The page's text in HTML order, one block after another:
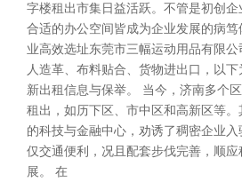
字楼租出市集日益活跃。不管是初创
合适的办公空间皆成为企业发展的病
业高效选址东莞市三幅运动用品有限公
人造革、布料贴合、货物进出口，以
新出租信息与保举。 当今，济南多个
租出，如历下区、市中区和高新区等
的科技与金融中心，劝诱了稠密企业
仅交通便利，况且配套步伐完善，顺
展。 在